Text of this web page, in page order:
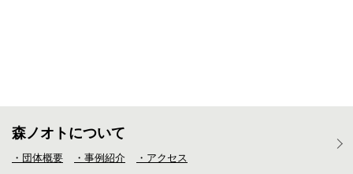
森ノオトについて
・団体概要 ・事例紹介 ・アクセス